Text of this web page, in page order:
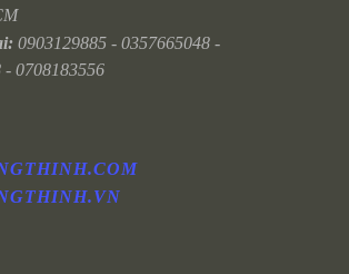
0903129885 - 0357665048 -
- 0708183556